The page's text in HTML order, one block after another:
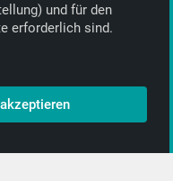
und für den
erforderlich sind.